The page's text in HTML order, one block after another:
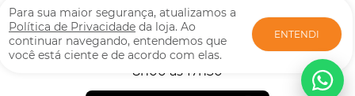
Para sua maior segurança, atualizamos a
Política de Privacidade da loja. Ao
continuar navegando, entendemos que
você está ciente e de acordo com elas.
ENTENDI
Horários
Segunda à Sexta
8h00 às 17h30